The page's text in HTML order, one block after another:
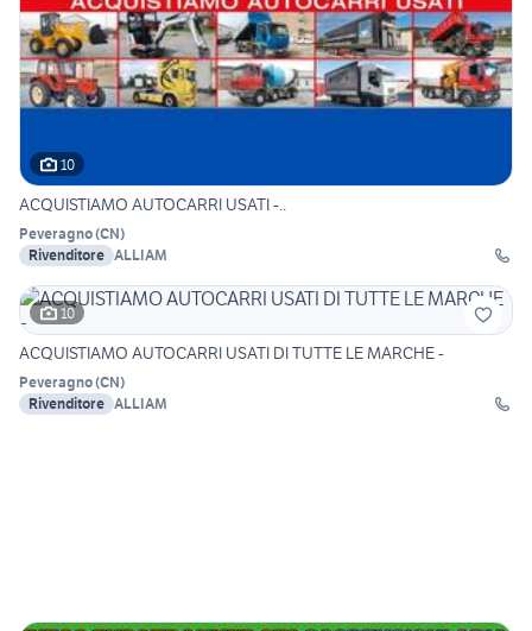
10
ACQUISTIAMO AUTOCARRI USATI -..
Peveragno(CN)
Rivenditore ALLIAM
10
ACQUISTIAMO AUTOCARRI USATI DI TUTTE LE MARCHE -
Peveragno(CN)
Rivenditore ALLIAM